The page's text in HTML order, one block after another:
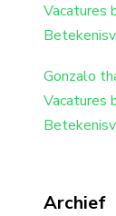
Vacatures
Gonzalo
Vacatures
Archief